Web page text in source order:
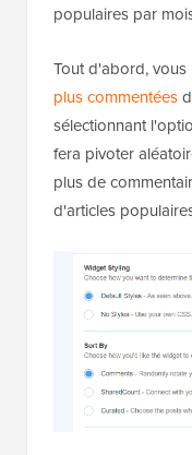
populaires par
Tout d'abord,
plus commentées
sélectionnant
fera pivoter
plus de
d'articles